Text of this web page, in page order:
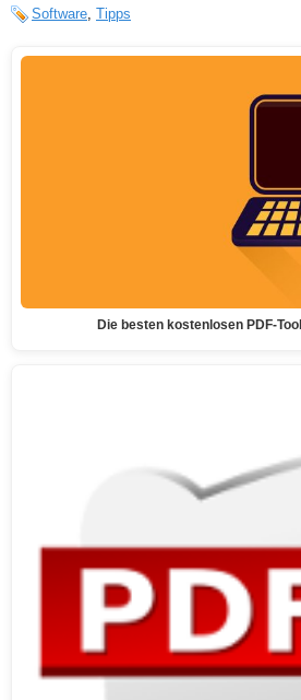
Software, Tipps
Die besten kostenlosen PDF-